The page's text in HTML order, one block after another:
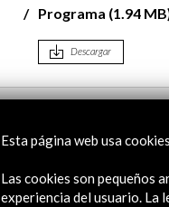
Programa (1.94
Descargar
24 Nov - 04 Dic 2016
Festival Salmón Barcelona
Barcelona, España
Esta página web usa cookies
Las cookies son pequeños
experiencia del usuario. La